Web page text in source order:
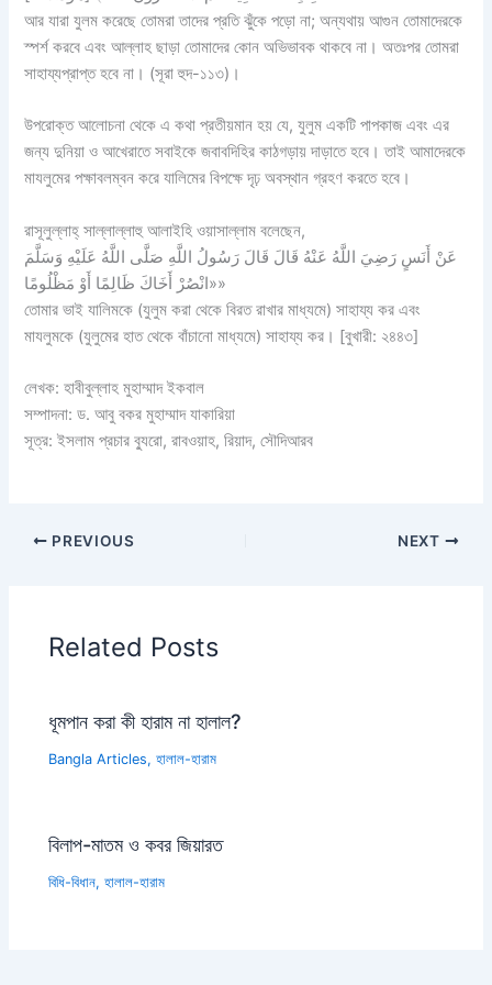
আর যারা যুলম করেছে তোমরা তাদের প্রতি ঝুঁকে পড়ো না; অন্যথায় আগুন তোমাদেরকে
স্পর্শ করবে এবং আল্লাহ ছাড়া তোমাদের কোন অভিভাবক থাকবে না। অতঃপর তোমরা
সাহায্যপ্রাপ্ত হবে না। (সূরা হুদ-১১৩)।
উপরোক্ত আলোচনা থেকে এ কথা প্রতীয়মান হয় যে, যুলুম একটি পাপকাজ এবং এর
জন্য দুনিয়া ও আখেরাতে সবাইকে জবাবদিহির কাঠগড়ায় দাড়াতে হবে। তাই আমাদেরকে
মাযলুমের পক্ষাবলম্বন করে যালিমের বিপক্ষে দৃঢ় অবস্থান গ্রহণ করতে হবে।
রাসূলুল্লাহ্‌ সাল্লাল্লাহু আলাইহি ওয়াসাল্লাম বলেছেন,
عَنْ أَنَسٍ رَضِيَ اللَّهُ عَنْهُ قَالَ قَالَ رَسُولُ اللَّهِ صَلَّى اللَّهُ عَلَيْهِ وَسَلَّمَ
«انْصُرْ أَخَاكَ ظَالِمًا أَوْ مَظْلُومًا»
তোমার ভাই যালিমকে (যুলুম করা থেকে বিরত রাখার মাধ্যমে) সাহায্য কর এবং
মাযলুমকে (যুলুমের হাত থেকে বাঁচানো মাধ্যমে) সাহায্য কর। [বুখারী: ২৪৪৩]
লেখক: হাবীবুল্লাহ মুহাম্মাদ ইকবাল
সম্পাদনা: ড. আবু বকর মুহাম্মাদ যাকারিয়া
সূত্র: ইসলাম প্রচার ব্যুরো, রাবওয়াহ, রিয়াদ, সৌদিআরব
PREVIOUS NEXT
Related Posts
ধূমপান করা কী হারাম না হালাল?
Bangla Articles,হালাল-হারাম
বিলাপ-মাতম ও কবর জিয়ারত
বিধি-বিধান,হালাল-হারাম